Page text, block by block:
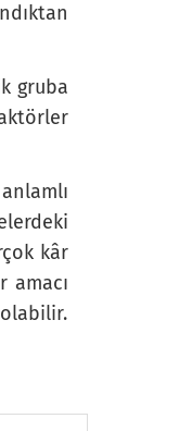
gruba
kâr
amacı
olabilir.